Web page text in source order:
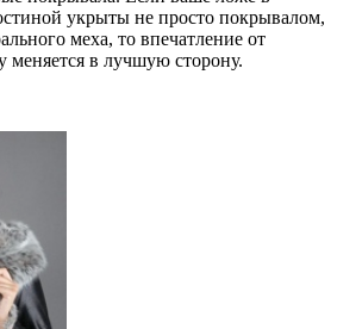
укрыты не просто покрывалом,
меха, то впечатление от
меняется в лучшую сторону.